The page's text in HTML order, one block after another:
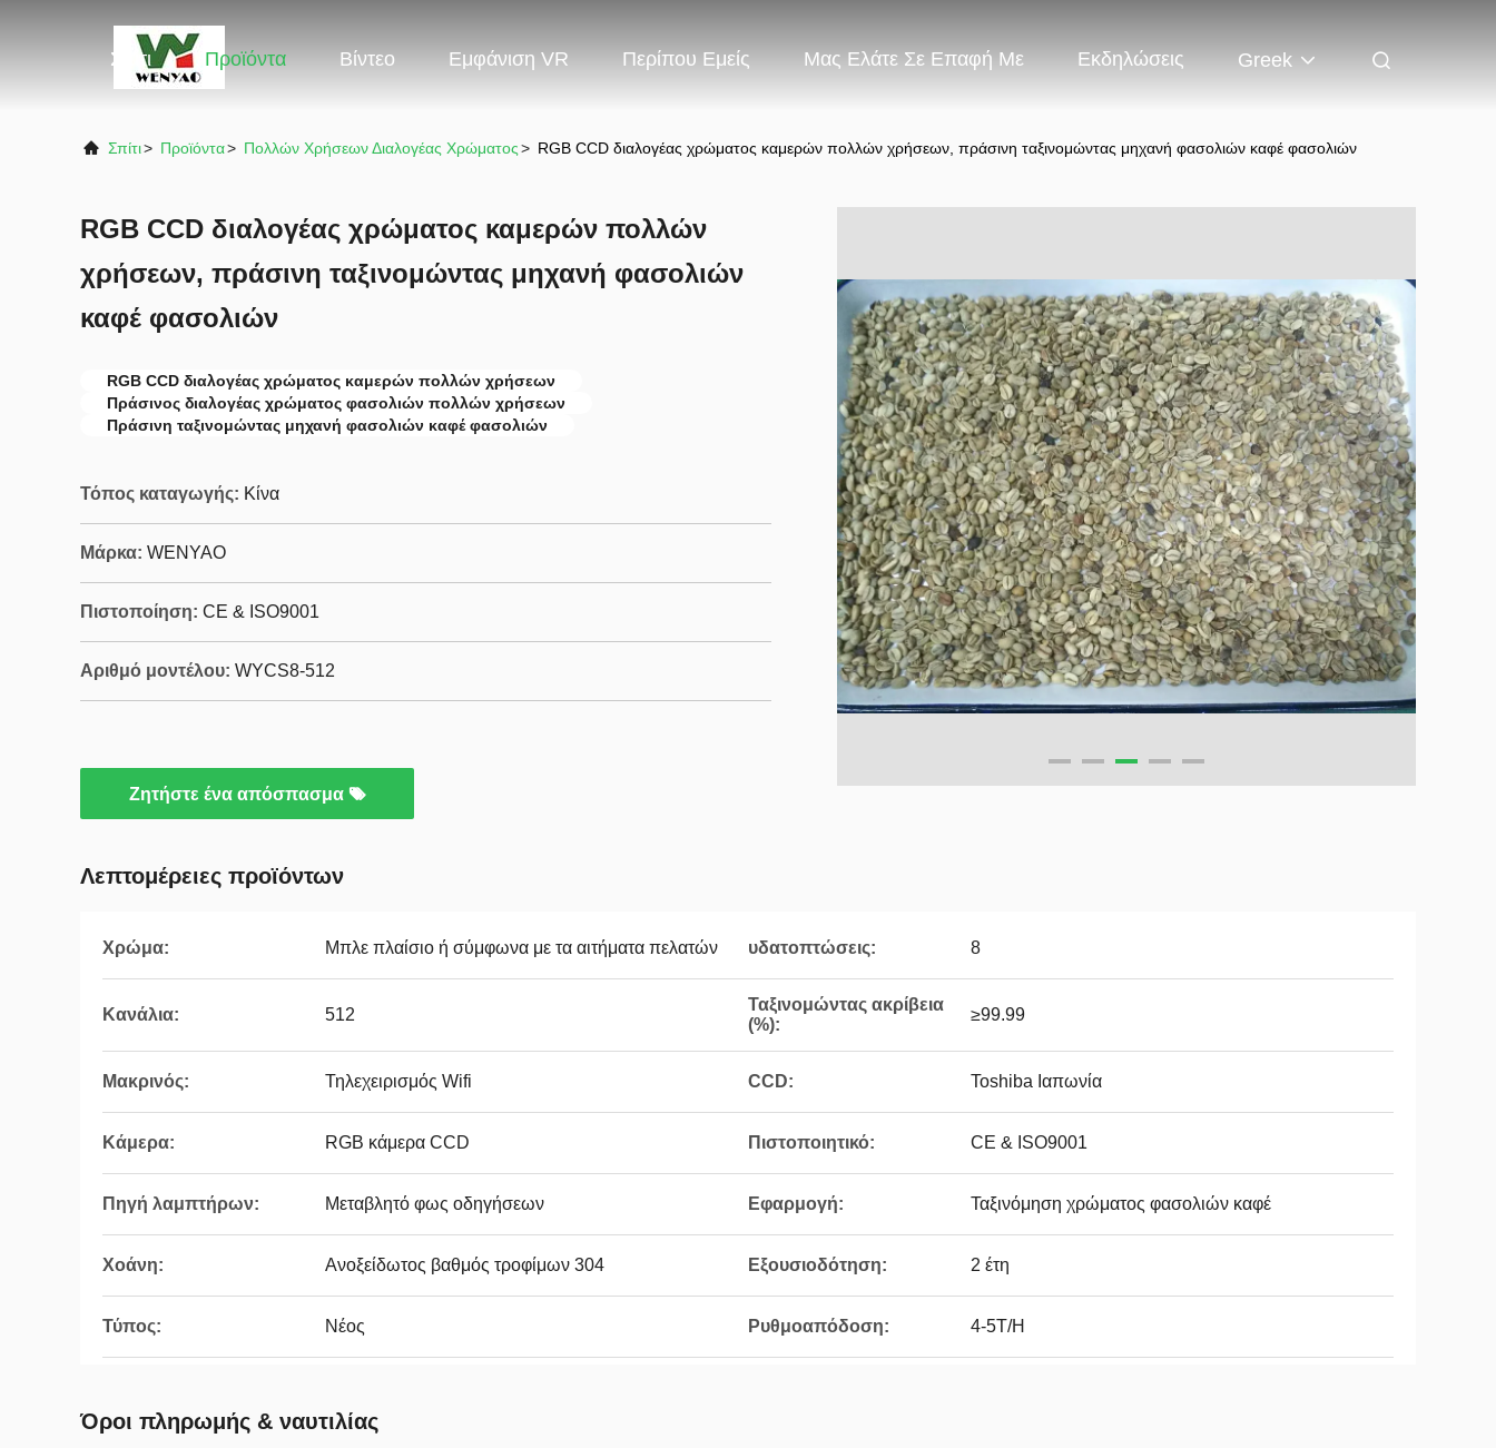
Σπίτι Προϊόντα Βίντεο Εμφάνιση VR Περίπου Εμείς Μας Ελάτε Σε Επαφή Με Εκδηλώσεις Greek
Σπίτι> Προϊόντα> Πολλών Χρήσεων Διαλογέας Χρώματος> RGB CCD διαλογέας χρώματος καμερών πολλών χρήσεων, πράσινη ταξινομώντας μηχανή φασολιών καφέ φασολιών
RGB CCD διαλογέας χρώματος καμερών πολλών
χρήσεων, πράσινη ταξινομώντας μηχανή φασολιών
καφέ φασολιών
RGB CCD διαλογέας χρώματος καμερών πολλών χρήσεων
Πράσινος διαλογέας χρώματος φασολιών πολλών χρήσεων
Πράσινη ταξινομώντας μηχανή φασολιών καφέ φασολιών
Τόπος καταγωγής: Κίνα
Μάρκα: WENYAO
Πιστοποίηση: CE & ISO9001
Αριθμό μοντέλου: WYCS8-512
Ζητήστε ένα απόσπασμα
Λεπτομέρειες προϊόντων
Χρώμα: Μπλε πλαίσιο ή σύμφωνα με τα αιτήματα πελατών υδατοπτώσεις: 8
Κανάλια: 512
Ταξινομώντας ακρίβεια
(%):
≥99.99
Μακρινός: Τηλεχειρισμός Wifi CCD: Toshiba Ιαπωνία
Κάμερα: RGB κάμερα CCD Πιστοποιητικό: CE & ISO9001
Πηγή λαμπτήρων: Μεταβλητό φως οδηγήσεων Εφαρμογή: Ταξινόμηση χρώματος φασολιών καφέ
Χοάνη: Ανοξείδωτος βαθμός τροφίμων 304 Εξουσιοδότηση: 2 έτη
Τύπος: Νέος Ρυθμοαπόδοση: 4-5T/H
Όροι πληρωμής & ναυτιλίας